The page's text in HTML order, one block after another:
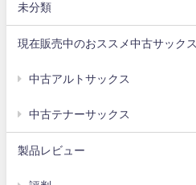
未分類
現在販売中のおススメ中古サックス
中古アルトサックス
中古テナーサックス
製品レビュー